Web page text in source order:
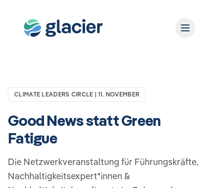
CLIMATE LEADERS CIRCLE | 11. NOVEMBER
Good News statt Green
Fatigue
Die Netzwerkveranstaltung für Führungskräfte,
Nachhaltigkeitsexpert*innen &